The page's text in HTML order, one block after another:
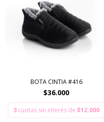
BOTA CINTIA #416
$36.000
3 cuotas sin interés de $12.000